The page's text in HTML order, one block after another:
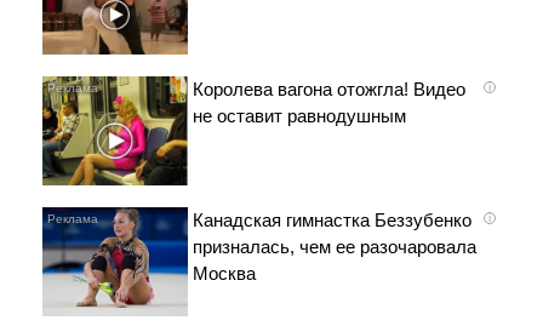
i
Королева вагона отожгла! Видео
не оставит равнодушным
i
Канадская гимнастка Беззубенко
призналась, чем ее разочаровала
Москва